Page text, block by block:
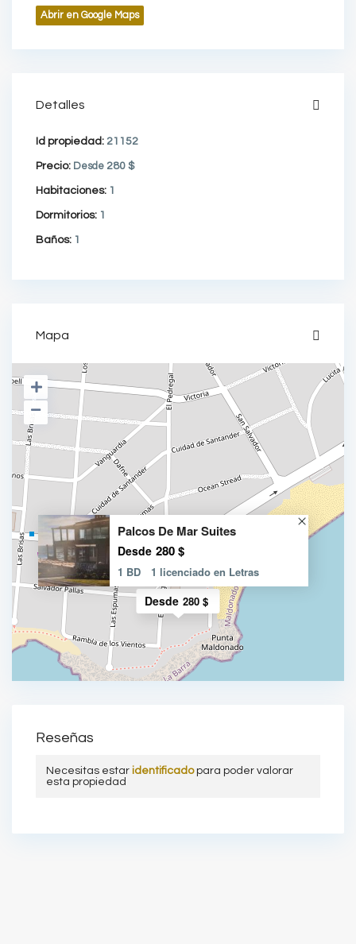
Abrir en Google Maps
Detalles
Id propiedad: 21152
Precio: Desde 280 $
Habitaciones: 1
Dormitorios: 1
Baños: 1
Mapa
Desde 280 $
Palcos De Mar Suites
Desde 280 $
1 BD 1 licenciado en Letras
Reseñas
Necesitas estar identificadopara poder valorar
esta propiedad